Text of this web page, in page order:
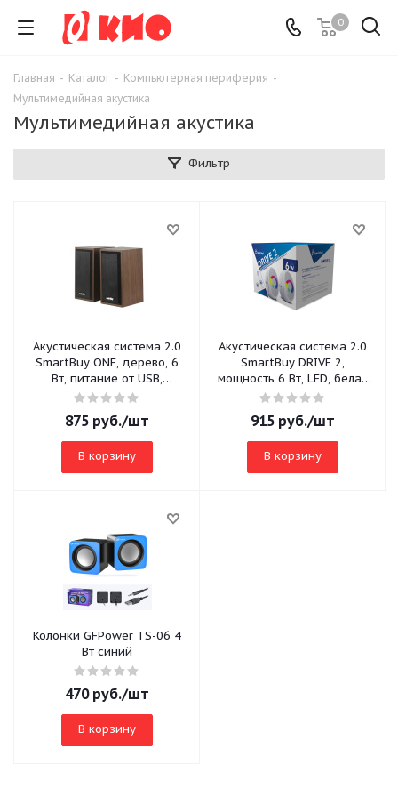
0
Главная - Каталог - Компьютерная периферия -
Мультимедийная акустика
Мультимедийная акустика
Фильтр
Акустическая система 2.0
SmartBuy ONE, дерево, 6
Вт, питание от USB,
корчневая (SBA-102)/20
875 руб./шт
В корзину
Акустическая система 2.0
SmartBuy DRIVE 2,
мощность 6 Вт, LED, белая
(SBA-6000)/40
915 руб./шт
В корзину
Колонки GFPower TS-06 4
Вт синий
470руб./шт
В корзину